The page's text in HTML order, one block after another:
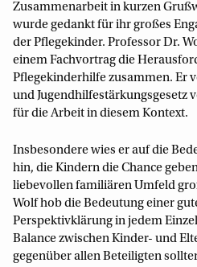
Zusammenarbeit in kurzen
wurde gedankt für ihr großes
der Pflegekinder. Professor Dr.
einem Fachvortrag die
Pflegekinderhilfe zusammen. Er
und Jugendhilfestärkungsgesetz
für die Arbeit in diesem Kontext.
Insbesondere wies er auf die
hin, die Kindern die Chance
liebevollen familiären Umfeld
Wolf hob die Bedeutung einer
Perspektivklärung in jedem
Balance zwischen Kinder- und
gegenüber allen Beteiligten